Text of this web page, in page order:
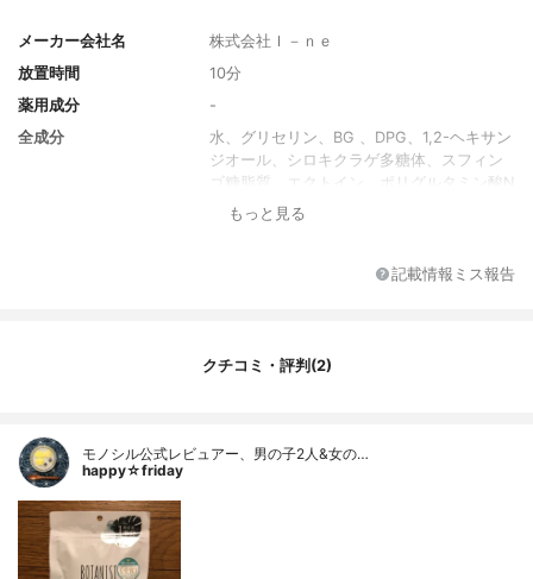
メーカー会社名
株式会社Ｉ－ｎｅ
放置時間
10分
薬用成分
-
全成分
水、グリセリン、BG 、DPG、1,2-ヘキサン
ジオール、シロキクラゲ多糖体、スフィン
ゴ糖脂質、エクトイン、ポリグルタミン酸N
a、ベルガモット果実エキス、クマツヅラ葉
油、コメヌカ油、ヒアルロン酸Na、セラミ
ファチジルコリン、セリン、PCA-Na、コレ
リグリセリル-10、ラウリン酸ポリグリセリ
内容量
香り
もっと見る
記載情報ミス報告
クチコミ・評判(2)
モノシル公式レビュアー、男の子2人&女の…
happy☆friday